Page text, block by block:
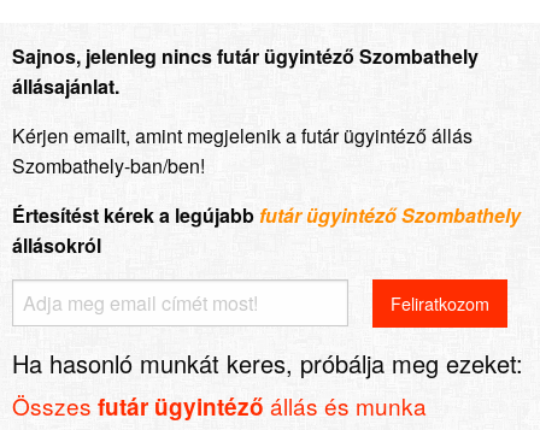
Sajnos, jelenleg nincs futár ügyintéző Szombathely
állásajánlat.
Kérjen emailt, amint megjelenik a futár ügyintéző állás
Szombathely-ban/ben!
Értesítést kérek a legújabb futár ügyintéző Szombathely
állásokról
Ha hasonló munkát keres, próbálja meg ezeket:
Összes futár ügyintéző állás és munka